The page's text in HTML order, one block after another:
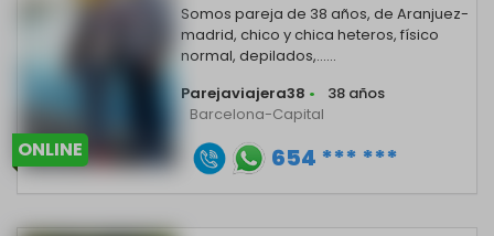
ONLINE
Somos pareja de 38 años, de Aranjuez-
madrid, chico y chica heteros, físico
normal, depilados,......
Parejaviajera38 •
38 años
Barcelona-Capital
654 *** ***